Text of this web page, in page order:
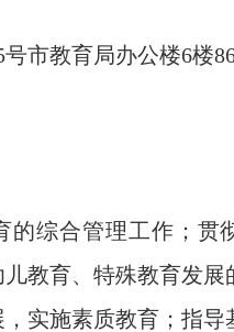
市教育局办公楼6楼
的综合管理工作；贯
教育、特殊教育发展
实施素质教育；指导